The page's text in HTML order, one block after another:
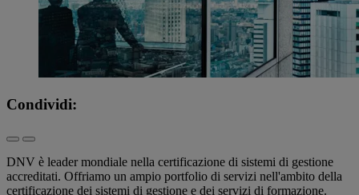
Condividi:
DNV è leader mondiale nella certificazione di sistemi di gestione
accreditati. Offriamo un ampio portfolio di servizi nell'ambito della
certificazione dei sistemi di gestione e dei servizi di formazione.